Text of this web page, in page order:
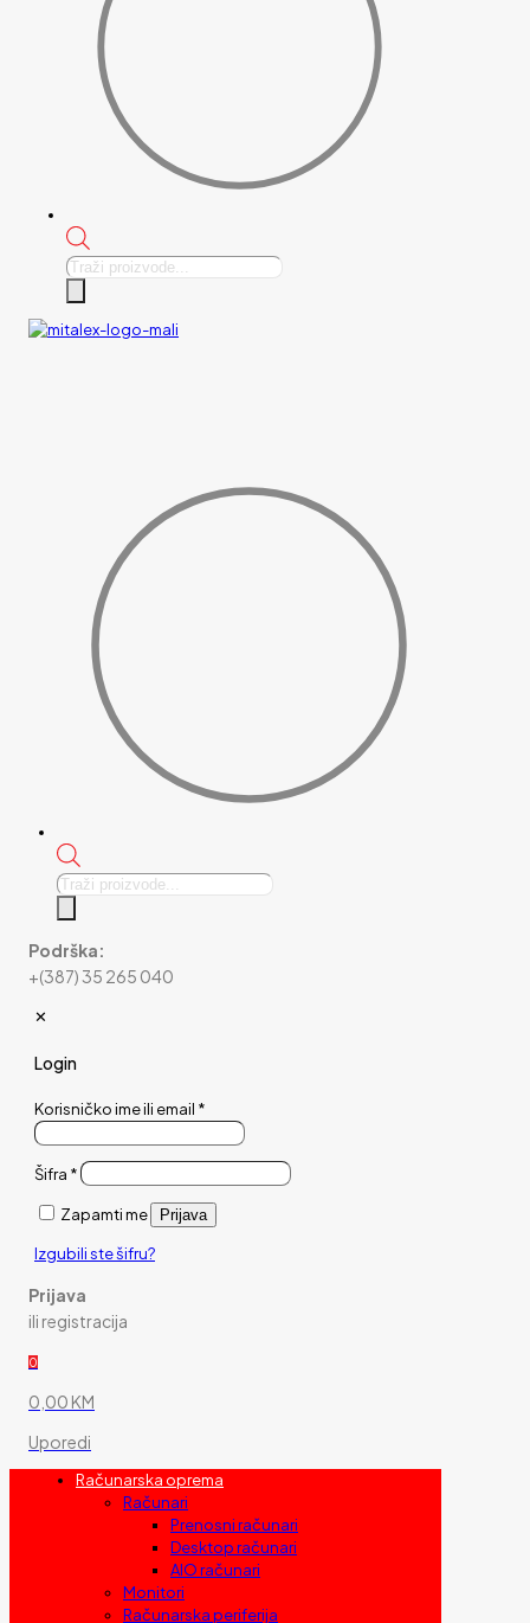
Products
Products
Podrška:
+(387) 35 265 040
✕
Login
Korisničko ime ili email *
Šifra *
Zapamti me Prijava
Izgubili ste šifru?
Prijava
ili registracija
0
0,00 KM
Uporedi
Računarska oprema
Računari
Prenosni računari
Desktop računari
AIO računari
Monitori
Računarska periferija